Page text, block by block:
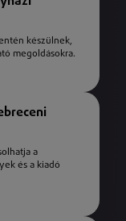
készülnek,
megoldásokra.
a
és a kiadó